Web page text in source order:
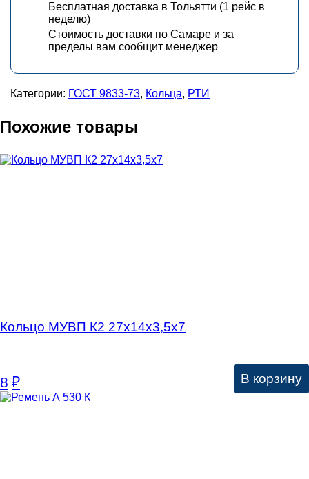
Бесплатная доставка в Тольятти (1 рейс в
неделю)
Стоимость доставки по Самаре и за
пределы вам сообщит менеджер
Категории: ГОСТ 9833-73, Кольца, РТИ
Похожие товары
Кольцо МУВП К2 27х14х3,5х7
8 ₽ В корзину